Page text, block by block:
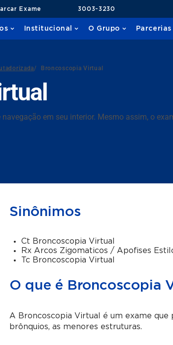
Exame 3003-3230
Institucional O Grupo Parcerias
/ Broncoscopia Virtual
em seu interior. Mesmo assim, o
Sinônimos
Ct Broncoscopia Virtual
Rx Arcos Zigomaticos / Apofises
Tc Broncoscopia Virtual
O que é Broncoscopia
A Broncoscopia Virtual é um exame
brônquios, as menores estruturas.